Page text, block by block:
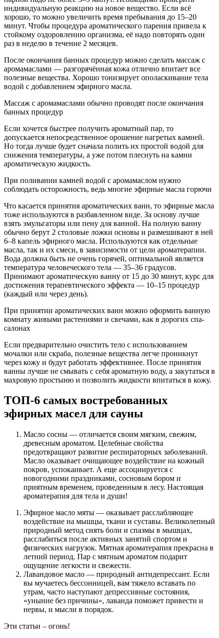
индивидуальную реакцию на новое вещество. Если всё
хорошо, то можно увеличить время пребывания до 15–20
минут. Чтобы процедура ароматического парения привела к
стойкому оздоровлению организма, её надо повторять один
раз в неделю в течение 2 месяцев.
После окончания банных процедур можно сделать массаж с
аромамаслами — разгорячённая кожа отлично впитает все
полезные вещества. Хорошо тонизирует ополаскивание тела
водой с добавлением эфирного масла.
Массаж с аромамаслами обычно проводят после окончания
банных процедур
Если хочется быстрее получить ароматный пар, то
допускается непосредственное орошение нагретых камней.
Но тогда лучше будет сначала полить их простой водой для
снижения температуры, а уже потом плеснуть на камни
ароматическую жидкость.
При поливании камней водой с аромамаслом нужно
соблюдать осторожность, ведь многие эфирные масла горючи
Что касается принятия ароматических ванн, то эфирные масла
тоже используются в разбавленном виде. За основу лучше
взять эмульгаторы или пену для ванной. На полную ванну
обычно берут 2 столовые ложки основы и размешивают в ней
6–8 капель эфирного масла. Используются как отдельные
масла, так и их смеси, в зависимости от цели ароматерапии.
Вода должна быть не очень горячей, оптимальной является
температура человеческого тела — 35–36 градусов.
Принимают ароматическую ванну от 15 до 30 минут, курс для
достижения терапевтического эффекта — 10–15 процедур
(каждый или через день).
При принятии ароматических ванн можно оформить ванную
комнату живыми растениями и свечами, как в дорогих спа-
салонах
Если предварительно очистить тело с использованием
мочалки или скраба, полезные вещества легче проникнут
через кожу и будут работать эффективнее. После принятия
ванны лучше не смывать с себя ароматную воду, а закутаться в
махровую простыню и позволить жидкости впитаться в кожу.
ТОП-6 самых востребованных
эфирных масел для сауны
Масло сосны — отличается своим мягким, свежим,
древесным ароматом. Целебные свойства
предотвращают развитие респираторных заболеваний.
Масло оказывает очищающее воздействие на кожный
покров, успокаивает. А еще ассоциируется с
новогодними праздниками, сосновым бором и
приятным временем, проведенным в лесу. Настоящая
ароматерапия для тела и души!
Эфирное масло мяты — оказывает расслабляющее
воздействие на мышцы, ткани и суставы. Великолепный
природный метод снять боли и спазмы в мышцах,
расслабиться после активных занятий спортом и
физических нагрузок. Мятная ароматерапия прекрасна в
летний период. Пар с мятным ароматом подарит
ощущение легкости и свежести.
Лавандовое масло — природный антидепрессант. Если
вы мучаетесь бессонницей, вам тяжело вставать по
утрам, часто наступают депрессивные состояния,
«уныние без причины», лаванда поможет привести и
нервы, и мысли в порядок.
Эти статьи – огонь!